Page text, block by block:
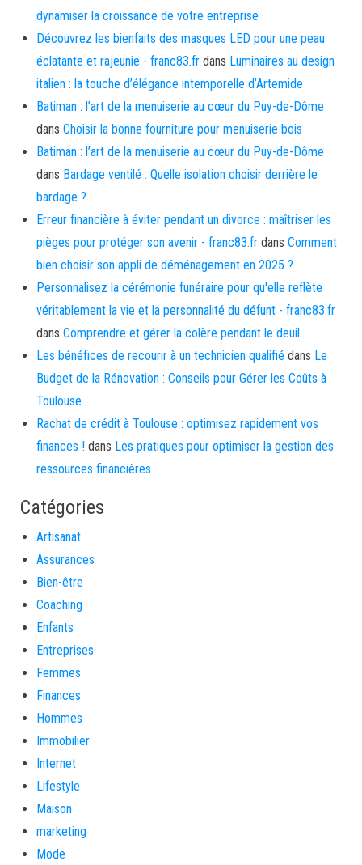
dynamiser la croissance de votre entreprise
Découvrez les bienfaits des masques LED pour une peau
éclatante et rajeunie - franc83.fr dans Luminaires au design
italien : la touche d’élégance intemporelle d’Artemide
Batiman : l’art de la menuiserie au cœur du Puy-de-Dôme
dans Choisir la bonne fourniture pour menuiserie bois
Batiman : l’art de la menuiserie au cœur du Puy-de-Dôme
dans Bardage ventilé : Quelle isolation choisir derrière le
bardage ?
Erreur financière à éviter pendant un divorce : maîtriser les
pièges pour protéger son avenir - franc83.fr dans Comment
bien choisir son appli de déménagement en 2025 ?
Personnalisez la cérémonie funéraire pour qu'elle reflète
véritablement la vie et la personnalité du défunt - franc83.fr
dans Comprendre et gérer la colère pendant le deuil
Les bénéfices de recourir à un technicien qualifié dans Le
Budget de la Rénovation : Conseils pour Gérer les Coûts à
Toulouse
Rachat de crédit à Toulouse : optimisez rapidement vos
finances ! dans Les pratiques pour optimiser la gestion des
ressources financières
Catégories
Artisanat
Assurances
Bien-être
Coaching
Enfants
Entreprises
Femmes
Finances
Hommes
Immobilier
Internet
Lifestyle
Maison
marketing
Mode